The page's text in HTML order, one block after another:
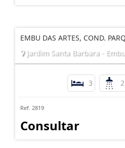
EMBU DAS ARTES, COND.
Jardim Santa Barbara -
3 2
Ref. 2819
Consultar